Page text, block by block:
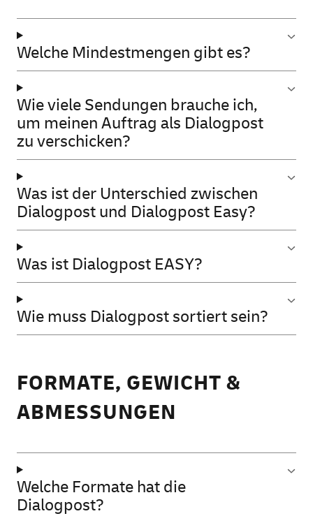
Welche Mindestmengen gibt es?
Wie viele Sendungen brauche ich,
um meinen Auftrag als Dialogpost
zu verschicken?
Was ist der Unterschied zwischen
Dialogpost und Dialogpost Easy?
Was ist Dialogpost EASY?
Wie muss Dialogpost sortiert sein?
FORMATE, GEWICHT &
ABMESSUNGEN
Welche Formate hat die
Dialogpost?